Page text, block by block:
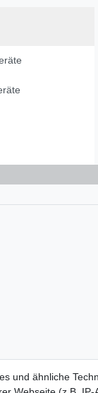
und ähnliche